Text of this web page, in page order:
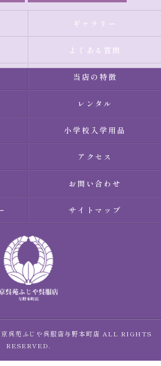
ギャラリー
よくある質問
当店の特徴
レンタル
小学校入学用品
アクセス
お問い合わせ
サイトマップ
呉苑ふじや呉服店与野本町店 ALL RIGHTS
RESERVED.